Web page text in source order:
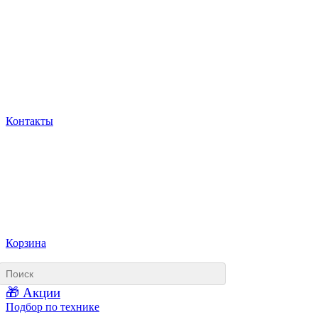
Контакты
Корзина
🎁 Акции
Подбор по технике